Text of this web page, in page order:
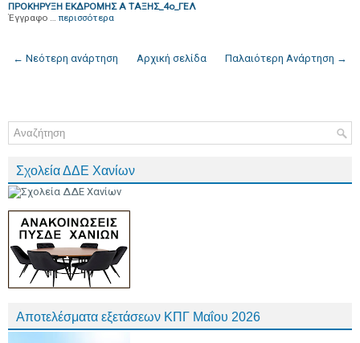
ΠΡΟΚΗΡΥΞΗ ΕΚΔΡΟΜΗΣ Α ΤΑΞΗΣ_4ο_ΓΕΛ
Έγγραφο … περισσότερα
← Νεότερη ανάρτηση Παλαιότερη Ανάρτηση →
Αρχική σελίδα
Σχολεία ΔΔΕ Χανίων
Αποτελέσματα εξετάσεων ΚΠΓ Μαΐου 2026